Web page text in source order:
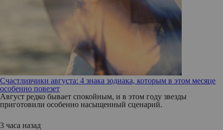
Счастливчики августа: 4 знака зодиака, которым в этом месяце
особенно повезет
Август редко бывает спокойным, и в этом году звезды
приготовили особенно насыщенный сценарий.
3 часа назад